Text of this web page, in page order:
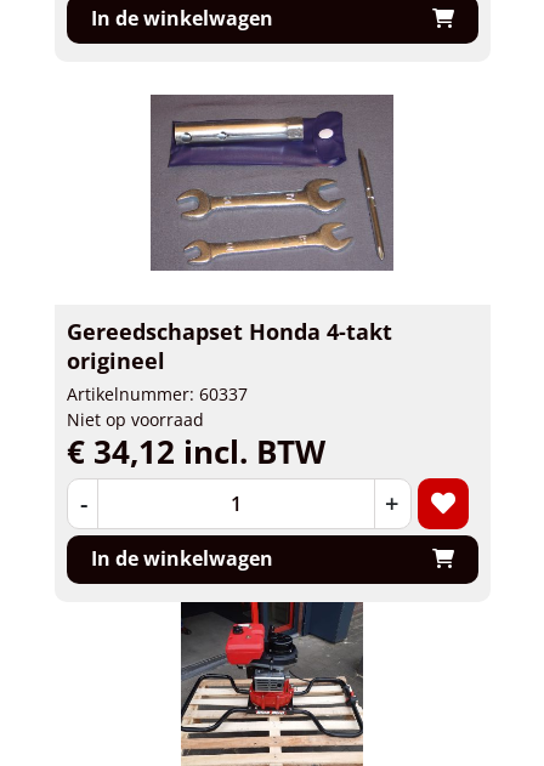
In de winkelwagen
Gereedschapset Honda 4-takt
origineel
Artikelnummer: 60337
Niet op voorraad
€ 34,12 incl. BTW
- +
In de winkelwagen